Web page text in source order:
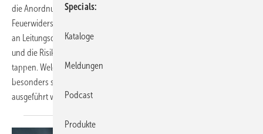
die Anordnung von Trennwänden und Decken mit einer definierten
Feuerwiderstandsklasse. Entsprechend hoch sind die Anforderungen
an Leitungsdurchführungen durch solche Trennwände und Decken –
und die Risiken für das SHK-Fachhandwerk, in die Abnahmefalle zu
tappen. Welche baulichen Situationen und Installationen daher
besonders sorgfältig betrachtet und brandschutztechnisch
ausgeführt werden müssen, erläutert
Specials
Kataloge
Meldungen
Podcast
Produkte